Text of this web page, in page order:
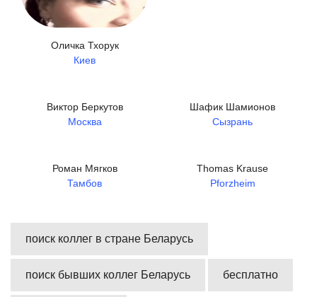
Оличка Тхорук
Киев
Виктор Беркутов
Москва
Шафик Шамионов
Сызрань
Роман Мягков
Тамбов
Thomas Krause
Pforzheim
поиск коллег в стране Беларусь
поиск бывших коллег Беларусь бесплатно